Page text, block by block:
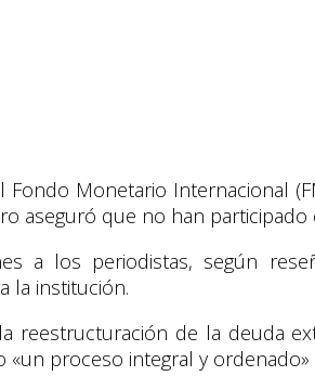
Fondo Monetario Internacional
aseguró que no han
a los periodistas, según
la institución.
reestructuración de la deuda
«un proceso integral y